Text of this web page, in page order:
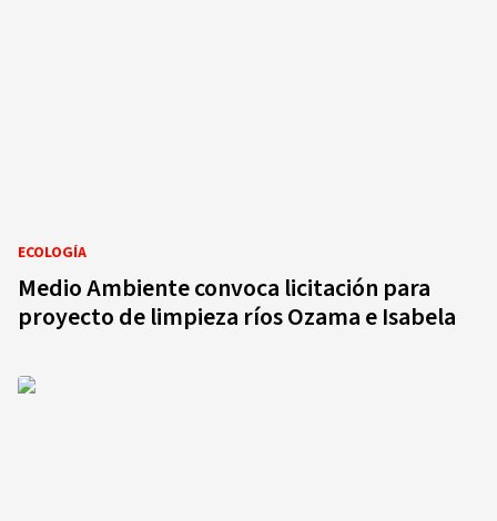
ECOLOGÍA
Medio Ambiente convoca licitación para
proyecto de limpieza ríos Ozama e Isabela